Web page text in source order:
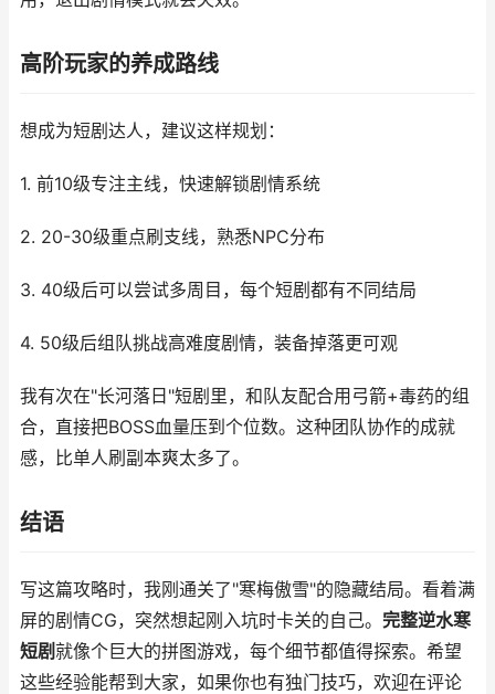
高阶玩家的养成路线
想成为短剧达人，建议这样规划：
1. 前10级专注主线，快速解锁剧情系统
2. 20-30级重点刷支线，熟悉NPC分布
3. 40级后可以尝试多周目，每个短剧都有不同结局
4. 50级后组队挑战高难度剧情，装备掉落更可观
我有次在"长河落日"短剧里，和队友配合用弓箭+毒药的组
合，直接把BOSS血量压到个位数。这种团队协作的成就
感，比单人刷副本爽太多了。
结语
写这篇攻略时，我刚通关了"寒梅傲雪"的隐藏结局。看着满
屏的剧情CG，突然想起刚入坑时卡关的自己。 完整逆水寒
短剧就像个巨大的拼图游戏，每个细节都值得探索。希望
这些经验能帮到大家，如果你也有独门技巧，欢迎在评论